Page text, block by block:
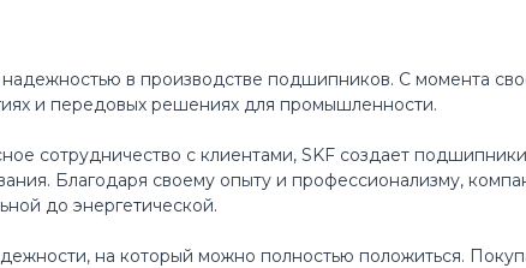
в производстве подшипников. С момента
и передовых решениях для промышленности.
сотрудничество с клиентами, SKF создает
Благодаря своему опыту и профессионализму,
до энергетической.
на который можно полностью положиться.